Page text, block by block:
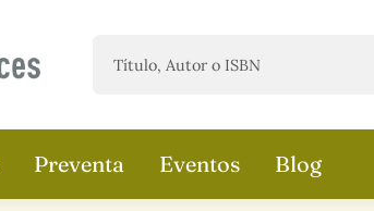
Preventa Eventos Blog